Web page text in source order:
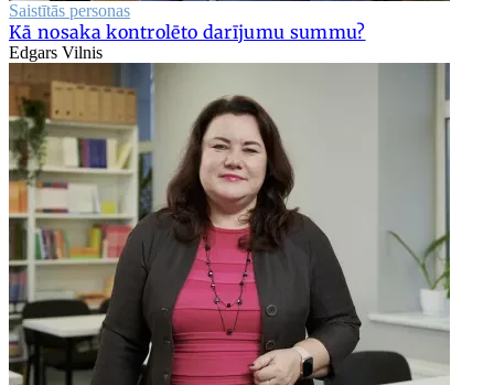
Saistītās personas
Kā nosaka kontrolēto darījumu summu?
Edgars Vilnis